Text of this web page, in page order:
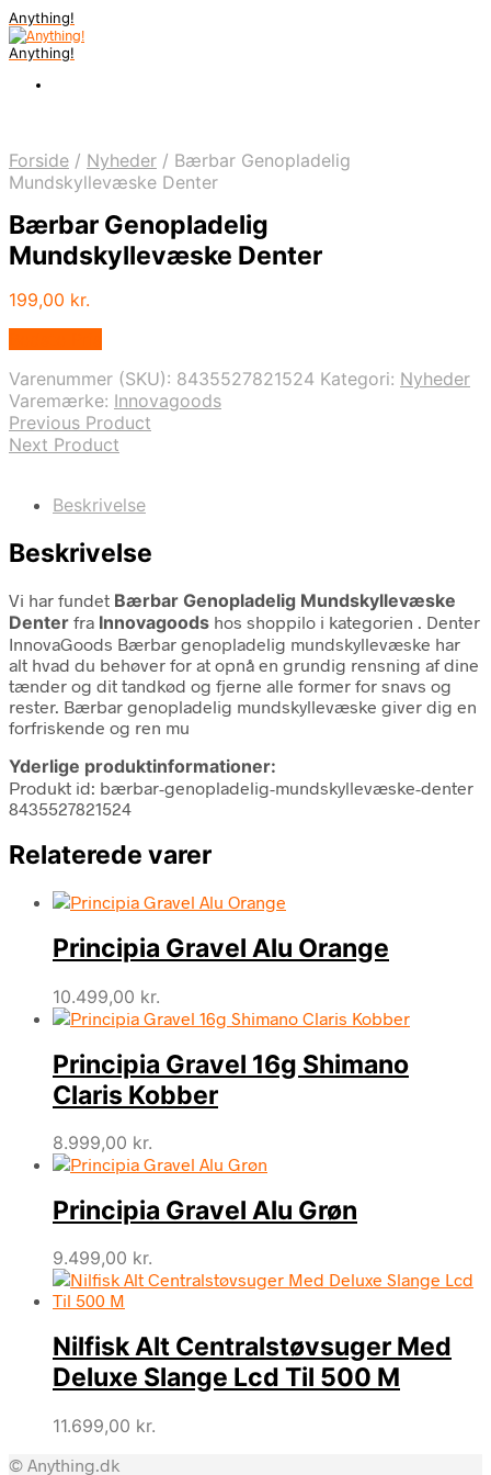
Anything!
Anything!
Forside / Nyheder / Bærbar Genopladelig
Mundskyllevæske Denter
Bærbar Genopladelig
Mundskyllevæske Denter
199,00 kr.
Varenummer (SKU): 8435527821524 Kategori: Nyheder
Varemærke: Innovagoods
Previous Product
Next Product
Beskrivelse
Beskrivelse
Vi har fundet Bærbar Genopladelig Mundskyllevæske
Denter fra Innovagoods hos shoppilo i kategorien . Denter
InnovaGoods Bærbar genopladelig mundskyllevæske har
alt hvad du behøver for at opnå en grundig rensning af dine
tænder og dit tandkød og fjerne alle former for snavs og
rester. Bærbar genopladelig mundskyllevæske giver dig en
forfriskende og ren mu
Yderlige produktinformationer:
Produkt id: bærbar-genopladelig-mundskyllevæske-denter
8435527821524
Relaterede varer
Principia Gravel Alu Orange
10.499,00 kr.
Principia Gravel 16g Shimano
Claris Kobber
8.999,00 kr.
Principia Gravel Alu Grøn
9.499,00 kr.
Nilfisk Alt Centralstøvsuger Med
Deluxe Slange Lcd Til 500 M
11.699,00 kr.
© Anything.dk